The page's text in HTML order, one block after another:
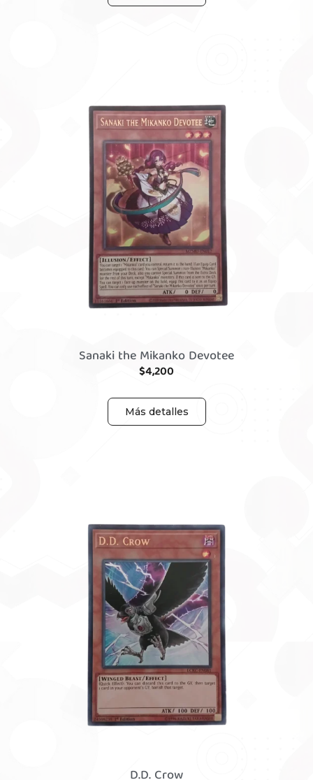
Sanaki the Mikanko Devotee
$4,200
Más detalles